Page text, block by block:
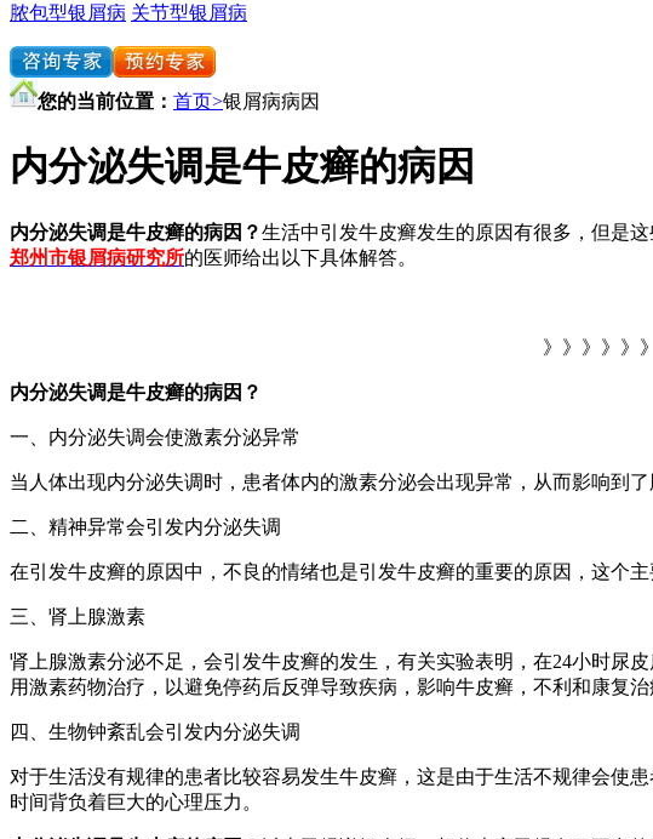
脓包型银屑病 关节型银屑病
您的当前位置： 首页>银屑病病因
内分泌失调是牛皮癣的病因
内分泌失调是牛皮癣的病因？生活中引发牛皮癣发生的原因有很多，但是
郑州市银屑病研究所的医师给出以下具体解答。
》》》》》
内分泌失调是牛皮癣的病因？
一、内分泌失调会使激素分泌异常
当人体出现内分泌失调时，患者体内的激素分泌会出现异常，从而影响到
二、精神异常会引发内分泌失调
在引发牛皮癣的原因中，不良的情绪也是引发牛皮癣的重要的原因，这个
三、肾上腺激素
肾上腺激素分泌不足，会引发牛皮癣的发生，有关实验表明，在24小时尿
用激素药物治疗，以避免停药后反弹导致疾病，影响牛皮癣，不利和康复
四、生物钟紊乱会引发内分泌失调
对于生活没有规律的患者比较容易发生牛皮癣，这是由于生活不规律会使
时间背负着巨大的心理压力。